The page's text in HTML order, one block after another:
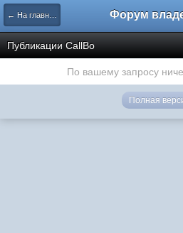
← На главную
Публикации CallBo
По вашему запросу
Полная